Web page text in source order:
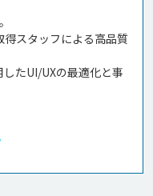
得スタッフによる高品質
たUI/UXの最適化と事